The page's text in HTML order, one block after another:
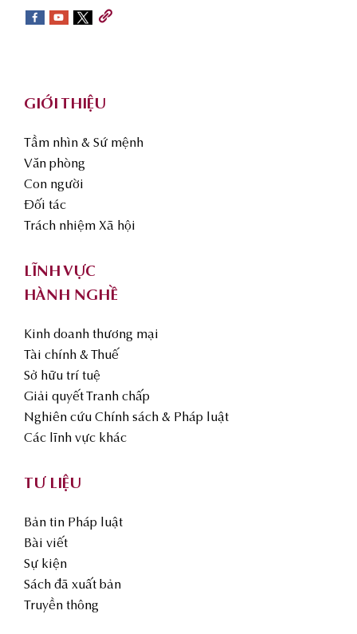
sidebar
GIỚI THIỆU
Tầm nhìn & Sứ mệnh
Văn phòng
Con người
Đối tác
Trách nhiệm Xã hội
LĨNH VỰC
HÀNH NGHỀ
Kinh doanh thương mại
Tài chính & Thuế
Sở hữu trí tuệ
Giải quyết Tranh chấp
Nghiên cứu Chính sách & Pháp luật
Các lĩnh vực khác
TƯ LIỆU
Bản tin Pháp luật
Bài viết
Sự kiện
Sách đã xuất bản
Truyền thông